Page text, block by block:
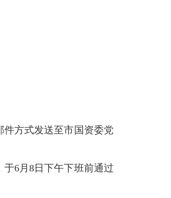
件方式发送至市国资委党
6月8日下午下班前通过